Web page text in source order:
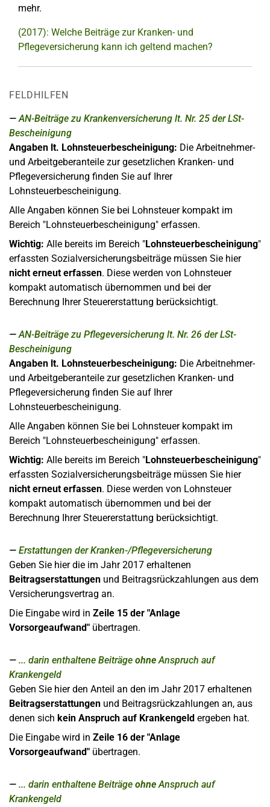
mehr.
(2017): Welche Beiträge zur Kranken- und
Pflegeversicherung kann ich geltend machen?
FELDHILFEN
AN-Beiträge zu Krankenversicherung lt. Nr. 25 der LSt-
Bescheinigung
Angaben lt. Lohnsteuerbescheinigung: Die Arbeitnehmer-
und Arbeitgeberanteile zur gesetzlichen Kranken- und
Pflegeversicherung finden Sie auf Ihrer
Lohnsteuerbescheinigung.
Alle Angaben können Sie bei Lohnsteuer kompakt im
Bereich "Lohnsteuerbescheinigung" erfassen.
Wichtig: Alle bereits im Bereich "Lohnsteuerbescheinigung"
erfassten Sozialversicherungsbeiträge müssen Sie hier
nicht erneut erfassen. Diese werden von Lohnsteuer
kompakt automatisch übernommen und bei der
Berechnung Ihrer Steuererstattung berücksichtigt.
AN-Beiträge zu Pflegeversicherung lt. Nr. 26 der LSt-
Bescheinigung
Angaben lt. Lohnsteuerbescheinigung: Die Arbeitnehmer-
und Arbeitgeberanteile zur gesetzlichen Kranken- und
Pflegeversicherung finden Sie auf Ihrer
Lohnsteuerbescheinigung.
Alle Angaben können Sie bei Lohnsteuer kompakt im
Bereich "Lohnsteuerbescheinigung" erfassen.
Wichtig: Alle bereits im Bereich "Lohnsteuerbescheinigung"
erfassten Sozialversicherungsbeiträge müssen Sie hier
nicht erneut erfassen. Diese werden von Lohnsteuer
kompakt automatisch übernommen und bei der
Berechnung Ihrer Steuererstattung berücksichtigt.
Erstattungen der Kranken-/Pflegeversicherung
Geben Sie hier die im Jahr 2017 erhaltenen
Beitragserstattungen und Beitragsrückzahlungen aus dem
Versicherungsvertrag an.
Die Eingabe wird in Zeile 15 der "Anlage
Vorsorgeaufwand" übertragen.
... darin enthaltene Beiträge ohneAnspruch auf
Krankengeld
Geben Sie hier den Anteil an den im Jahr 2017 erhaltenen
Beitragserstattungen und Beitragsrückzahlungen an, aus
denen sich kein Anspruch auf Krankengeld ergeben hat.
Die Eingabe wird in Zeile 16 der "Anlage
Vorsorgeaufwand" übertragen.
... darin enthaltene Beiträge ohneAnspruch auf
Krankengeld